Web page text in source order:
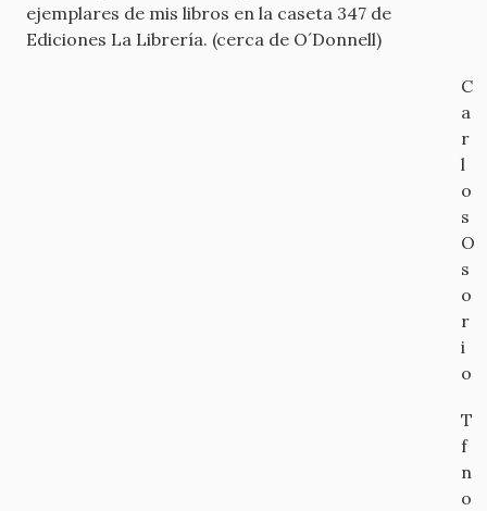
ejemplares de mis libros en la caseta 347 de
Ediciones La Librería. (cerca de O´Donnell)
C
a
r
l
o
s
O
s
o
r
i
o
T
f
n
o